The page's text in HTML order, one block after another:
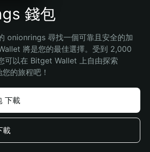
錢包
onionrings 尋找一個可靠且安全的加
將是您的最佳選擇。受到 2,000
可以在 Bitget Wallet 上自由探索
的旅程吧！
下載
載